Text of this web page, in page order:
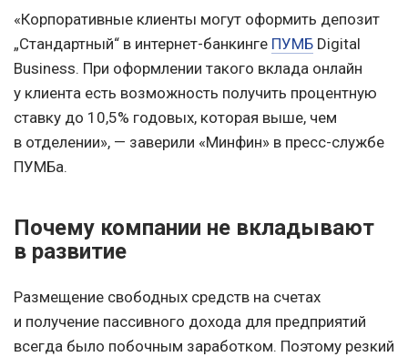
«Корпоративные клиенты могут оформить депозит
„Стандартный“ в интернет-банкинге ПУМБ Digital
Business. При оформлении такого вклада онлайн
у клиента есть возможность получить процентную
ставку до 10,5% годовых, которая выше, чем
в отделении», — заверили «Минфин» в пресс-службе
ПУМБа.
Почему компании не вкладывают
в развитие
Размещение свободных средств на счетах
и получение пассивного дохода для предприятий
всегда было побочным заработком. Поэтому резкий